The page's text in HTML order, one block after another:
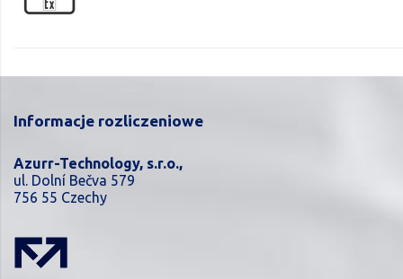
Informacje rozliczeniowe
Azurr-Technology, s.r.o.,
ul. Dolní Bečva 579
756 55 Czechy